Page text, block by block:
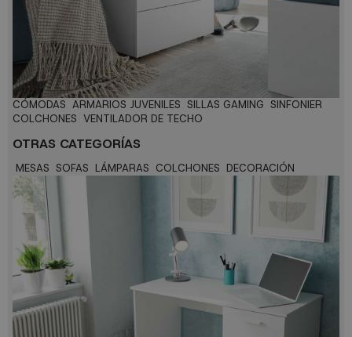
CÓMODAS ARMARIOS JUVENILES SILLAS GAMING SINFONIER
COLCHONES VENTILADOR DE TECHO
OTRAS CATEGORÍAS
MESAS SOFAS LÁMPARAS COLCHONES DECORACIÓN